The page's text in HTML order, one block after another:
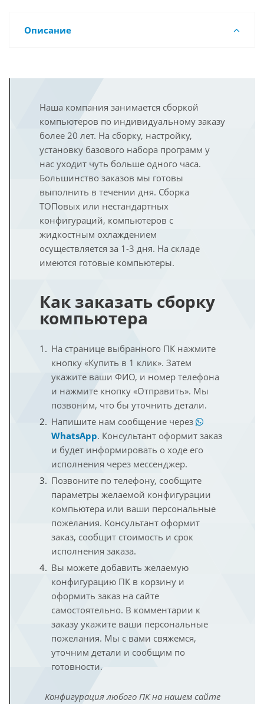
Описание
Наша компания занимается сборкой
компьютеров по индивидуальному заказу
более 20 лет. На сборку, настройку,
установку базового набора программ у
нас уходит чуть больше одного часа.
Большинство заказов мы готовы
выполнить в течении дня. Сборка
ТОПовых или нестандартных
конфигураций, компьютеров с
жидкостным охлаждением
осуществляется за 1-3 дня. На складе
имеются готовые компьютеры.
Как заказать сборку
компьютера
На странице выбранного ПК нажмите
кнопку «Купить в 1 клик». Затем
укажите ваши ФИО, и номер телефона
и нажмите кнопку «Отправить». Мы
позвоним, что бы уточнить детали.
Напишите нам сообщение через
WhatsApp. Консультант оформит заказ
и будет информировать о ходе его
исполнения через мессенджер.
Позвоните по телефону, сообщите
параметры желаемой конфигурации
компьютера или ваши персональные
пожелания. Консультант оформит
заказ, сообщит стоимость и срок
исполнения заказа.
Вы можете добавить желаемую
конфигурацию ПК в корзину и
оформить заказ на сайте
самостоятельно. В комментарии к
заказу укажите ваши персональные
пожелания. Мы с вами свяжемся,
уточним детали и сообщим по
готовности.
Конфигурация любого ПК на нашем сайте